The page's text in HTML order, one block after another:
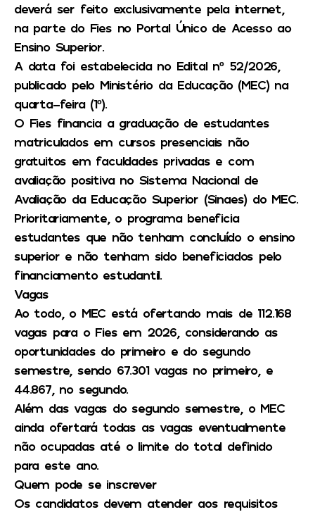
deverá ser feito exclusivamente pela internet,
na parte do Fies no Portal Único de Acesso ao
Ensino Superior.
A data foi estabelecida no Edital nº 52/2026,
publicado pelo Ministério da Educação (MEC) na
quarta-feira (1º).
O Fies financia a graduação de estudantes
matriculados em cursos presenciais não
gratuitos em faculdades privadas e com
avaliação positiva no Sistema Nacional de
Avaliação da Educação Superior (Sinaes) do MEC.
Prioritariamente, o programa beneficia
estudantes que não tenham concluído o ensino
superior e não tenham sido beneficiados pelo
financiamento estudantil.
Vagas
Ao todo, o MEC está ofertando mais de 112.168
vagas para o Fies em 2026, considerando as
oportunidades do primeiro e do segundo
semestre, sendo 67.301 vagas no primeiro, e
44.867, no segundo.
Além das vagas do segundo semestre, o MEC
ainda ofertará todas as vagas eventualmente
não ocupadas até o limite do total definido
para este ano.
Quem pode se inscrever
Os candidatos devem atender aos requisitos